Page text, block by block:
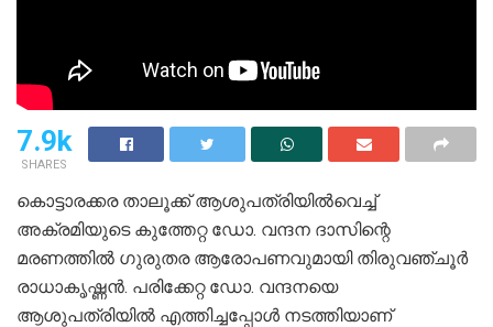
7.9k
SHARES
കൊട്ടാരക്കര താലൂക്ക് ആശുപത്രിയില്‍വെച്ച്
അക്രമിയുടെ കുത്തേറ്റ ഡോ. വന്ദന ദാസിന്റെ
മരണത്തില്‍ ഗുരുതര ആരോപണവുമായി തിരുവഞ്ചൂര്‍
രാധാകൃഷ്ണന്‍. പരിക്കേറ്റ ഡോ. വന്ദനയെ
ആശുപത്രിയില്‍ എത്തിച്ചപ്പോള്‍ നടത്തിയാണ്